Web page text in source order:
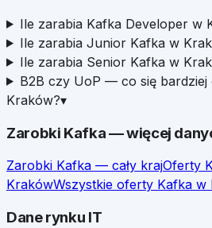
Ile zarabia Kafka Developer w
Ile zarabia Junior Kafka w
Ile zarabia Senior Kafka w
B2B czy UoP — co się bardziej
Kraków?▾
Zarobki Kafka— więcej
Zarobki Kafka — cały krajOferty
KrakówWszystkie oferty Kafka w
Dane rynku IT